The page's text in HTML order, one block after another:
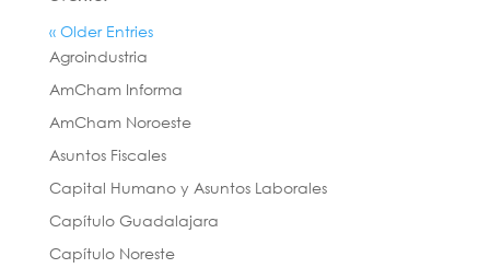
« Older Entries
Agroindustria
AmCham Informa
AmCham Noroeste
Asuntos Fiscales
Capital Humano y Asuntos Laborales
Capítulo Guadalajara
Capítulo Noreste